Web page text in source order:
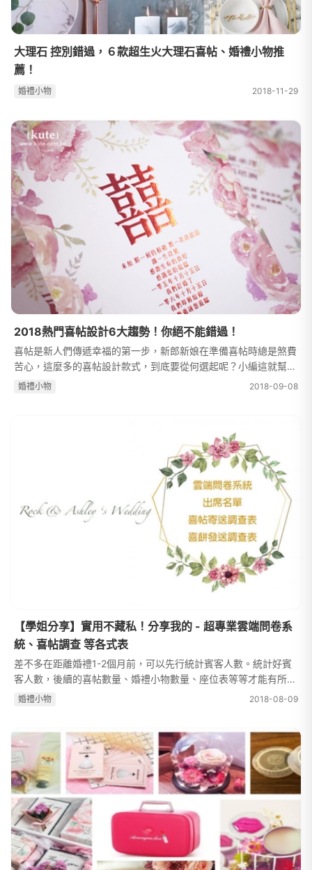
大理石 控別錯過，６款超生火大理石喜帖、婚禮小物推
薦！
婚禮⼩物 2018-11-29
2018熱門喜帖設計6大趨勢！你絕不能錯過！
喜帖是新人們傳遞幸福的第一步，新郎新娘在準備喜帖時總是煞費
苦心，這麼多的喜帖設計款式，到底要從何選起呢？小編這就幫大
家整理出2018熱門喜帖，除了IG火熱的大理石元素，還有許多令
婚禮⼩物 2018-09-08
【學姐分享】實用不藏私！分享我的 - 超專業雲端問卷系
統、喜帖調查 等各式表
差不多在距離婚禮1-2個月前，可以先行統計賓客人數。統計好賓
客人數，後續的喜帖數量、婚禮小物數量、座位表等等才能有所安
排。先跟大家分享我們的問卷調查系統，是使用&nbsp;Survey
婚禮⼩物 2018-08-09